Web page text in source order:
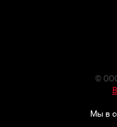
©
Мы в